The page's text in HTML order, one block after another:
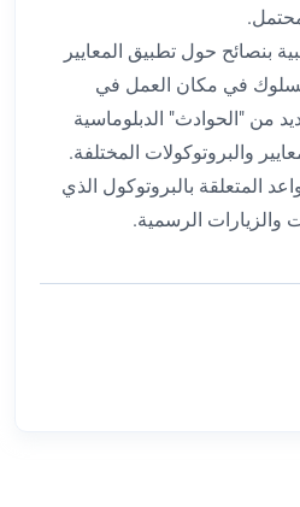
بنصائح حول تطبيق المعايير
السلوك في مكان العمل في
من "الحوادث" الدبلوماسية
والبروتوكولات المختلفة.
المتعلقة بالبروتوكول الذي
والزيارات الرسمية.